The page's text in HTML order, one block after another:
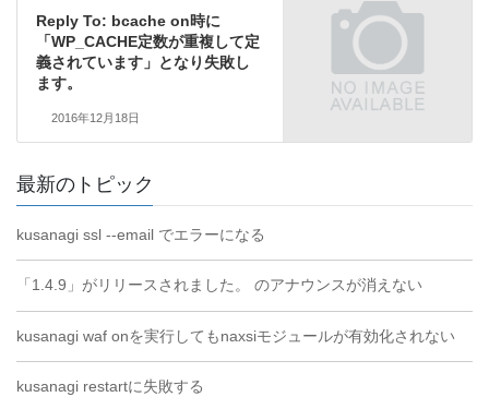
Reply To: bcache on時に
「WP_CACHE定数が重複して定
義されています」となり失敗し
ます。
2016年12月18日
最新のトピック
kusanagi ssl --email でエラーになる
「1.4.9」がリリースされました。 のアナウンスが消えない
kusanagi waf onを実行してもnaxsiモジュールが有効化されない
kusanagi restartに失敗する